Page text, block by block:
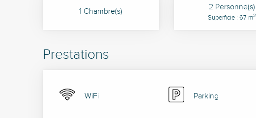
1 Chambre(s) 2 Personne(s)
Superficie : 67 m2
Prestations
WiFi Parking